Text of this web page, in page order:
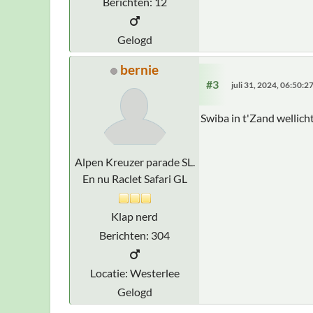
Gelogd
bernie
Alpen Kreuzer parade SL.
En nu Raclet Safari GL
Klap nerd
Berichten: 304
Locatie: Westerlee
Gelogd
#3 juli 31, 2024,
Swiba in t'Zand